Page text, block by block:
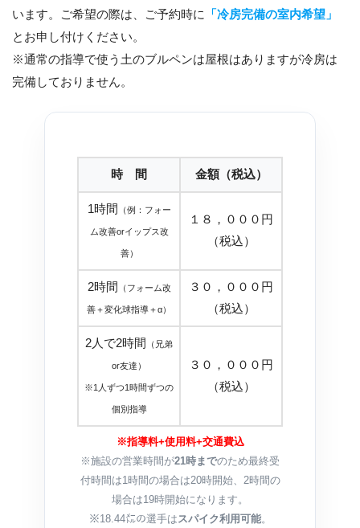
います。ご希望の際は、ご予約時に 「冷房完備の室内希望」
とお申し付けください。
※通常の指導で使う土のブルペンは屋根はありますが冷房は
完備しておりません。
時 間 金額（税込）
1時間 （例：フォー
ム改善orイップス改
善）
１８，０００円
（税込）
2時間 （フォーム改
善＋変化球指導＋α）
３０，０００円
（税込）
2人で2時間 （兄弟
or友達）
※1人ずつ1時間ずつの
個別指導
３０，０００円
（税込）
※指導料+使用料+交通費込
※施設の営業時間が21時までのため最終受
付時間は1時間の場合は20時開始、2時間の
場合は19時開始になります。
※18.44㍍の選手は スパイク利用可能。